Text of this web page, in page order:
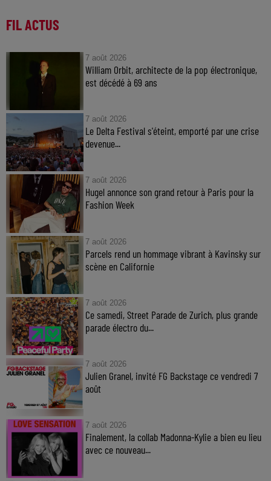
FIL ACTUS
7 août 2026
William Orbit, architecte de la pop électronique,
est décédé à 69 ans
7 août 2026
Le Delta Festival s'éteint, emporté par une crise
devenue...
7 août 2026
Hugel annonce son grand retour à Paris pour la
Fashion Week
7 août 2026
Parcels rend un hommage vibrant à Kavinsky sur
scène en Californie
7 août 2026
Ce samedi, Street Parade de Zurich, plus grande
parade électro du...
7 août 2026
Julien Granel, invité FG Backstage ce vendredi 7
août
7 août 2026
Finalement, la collab Madonna-Kylie a bien eu lieu
avec ce nouveau...